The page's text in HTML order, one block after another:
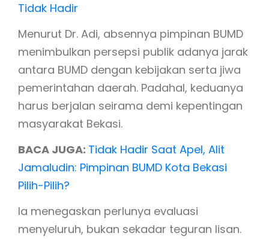
Tidak Hadir
Menurut Dr. Adi, absennya pimpinan BUMD
menimbulkan persepsi publik adanya jarak
antara BUMD dengan kebijakan serta jiwa
pemerintahan daerah. Padahal, keduanya
harus berjalan seirama demi kepentingan
masyarakat Bekasi.
BACA JUGA: Tidak Hadir Saat Apel, Alit
Jamaludin: Pimpinan BUMD Kota Bekasi
Pilih-Pilih?
Ia menegaskan perlunya evaluasi
menyeluruh, bukan sekadar teguran lisan.